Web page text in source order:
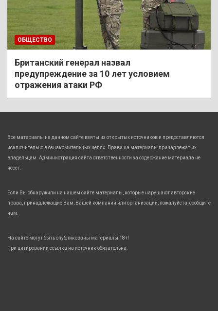
ОБЩЕСТВО
Британский генерал назвал
предупреждение за 10 лет условием
отражения атаки РФ
Все материалы на данном сайте взяты из открытых источников и предоставляются
исключительно в ознакомительных целях. Права на материалы принадлежат их
владельцам. Администрация сайта ответственности за содержание материала не
несет.
Если Вы обнаружили на нашем сайте материалы, которые нарушают авторские
права, принадлежащие Вам, Вашей компании или организации, пожалуйста, сообщите
нам.
На сайте могут быть опубликованы материалы 18+!
При цитировании ссылка на источник обязательна.